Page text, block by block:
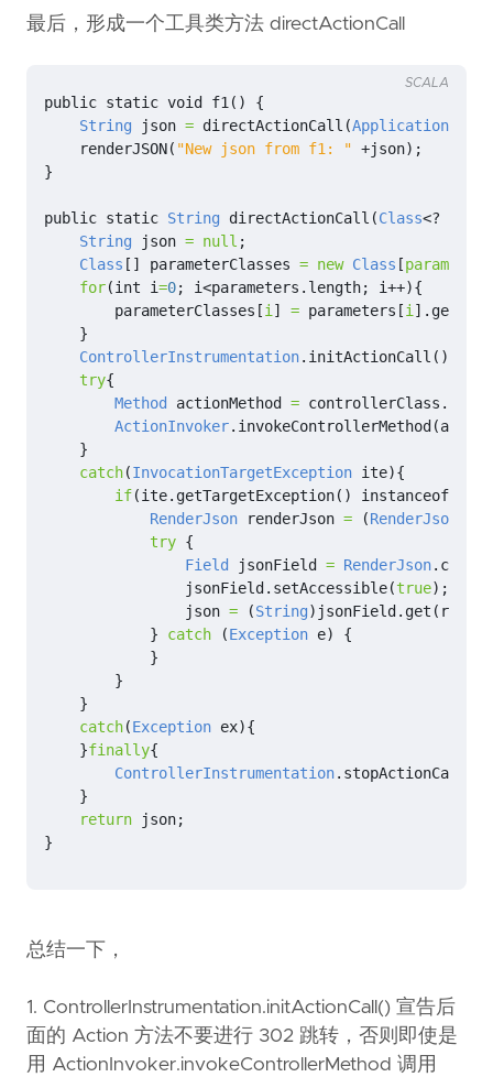
最后，形成一个工具类方法 directActionCall
public static void f1()
{
String
json = directActionCall (Application
renderJSON( "New json from f1: " +json);
}
public static String directActionCall (Class<?
String
json = null ;
Class [] parameterClasses = new Class [
for(int i=0; i<parameters . length; i++){
parameterClasses [i] = parameters [i].
}
ControllerInstrumentation. initActionCall ();
try{
Method
actionMethod = controllerClass .
ActionInvoker. invokeControllerMethod (
}
catch(InvocationTargetException ite){
if(ite. getTargetException() instanceof
RenderJson
renderJson = (RenderJson
try {
Field
jsonField = RenderJson. class
jsonField . setAccessible(true);
json = (String) jsonField . get (
}
catch (Exception e)
{
}
}
}
catch(Exception ex){
}finally{
ControllerInstrumentation. stopActionCall
}
return
json;
}
SCALA
总结一下，
1. ControllerInstrumentation.initActionCall() 宣告后
面的 Action 方法不要进行 302 跳转，否则即使是
用 ActionInvoker.invokeControllerMethod 调用